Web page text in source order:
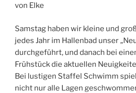
von Elke
Samstag haben wir kleine und
jedes Jahr im Hallenbad unser
durchgeführt, und danach bei
Frühstück die aktuellen
Bei lustigen Staffel Schwimm
nicht nur alle Lagen